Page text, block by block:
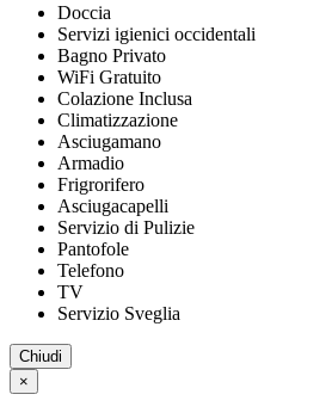
Doccia
Servizi igienici occidentali
Bagno Privato
WiFi Gratuito
Colazione Inclusa
Climatizzazione
Asciugamano
Armadio
Frigrorifero
Asciugacapelli
Servizio di Pulizie
Pantofole
Telefono
TV
Servizio Sveglia
Chiudi
×